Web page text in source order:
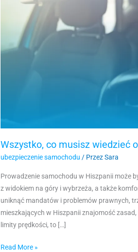
Wszystko, co musisz wiedzieć
ubezpieczenie samochodu / PrzezSara
Prowadzenie samochodu w Hiszpanii może
z widokiem na góry i wybrzeża, a także
uniknąć mandatów i problemów prawnych,
mieszkających w Hiszpanii znajomość
limity prędkości, to […]
prowadzeniu
Hiszpanii
Read More »